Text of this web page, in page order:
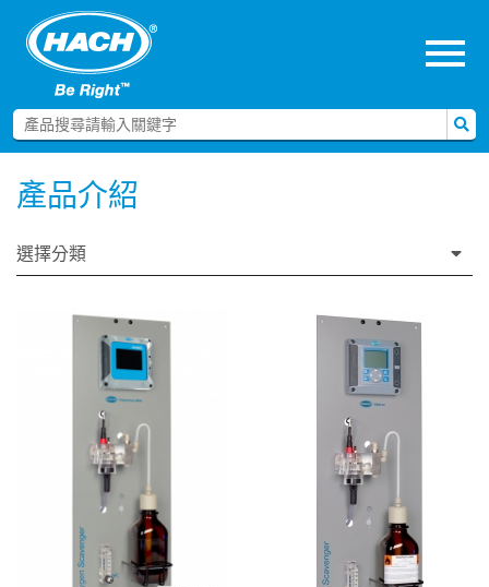
menu
產品介紹
選擇分類